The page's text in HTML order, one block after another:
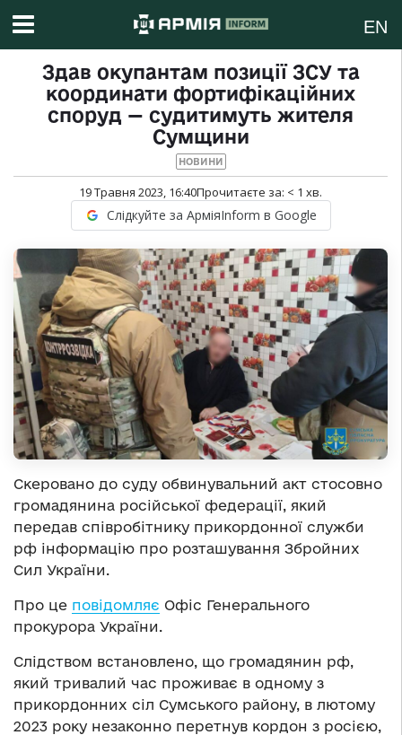
EN
Здав окупантам позиції ЗСУ та
координати фортифікаційних
споруд — судитимуть жителя
Сумщини
НОВИНИ
19 Травня 2023, 16:40Прочитаєте за: < 1 хв.
Слідкуйте за АрміяInform в Google
Скеровано до суду обвинувальний акт стосовно
громадянина російської федерації, який
передав співробітнику прикордонної служби
рф інформацію про розташування Збройних
Сил України.
Про це повідомляє Офіс Генерального
прокурора України.
Слідством встановлено, що громадянин рф,
який тривалий час проживає в одному з
прикордонних сіл Сумського району, в лютому
2023 року незаконно перетнув кордон з росією,